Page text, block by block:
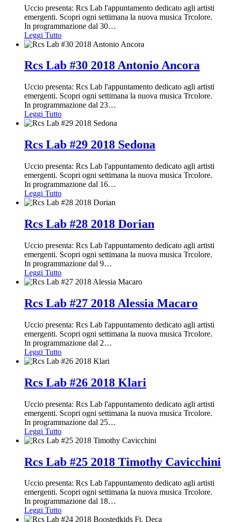
Uccio presenta: Rcs Lab l'appuntamento dedicato agli artisti
emergenti. Scopri ogni settimana la nuova musica Trcolore.
In programmazione dal 30…
Leggi Tutto
Rcs Lab #30 2018 Antonio Ancora
Uccio presenta: Rcs Lab l'appuntamento dedicato agli artisti
emergenti. Scopri ogni settimana la nuova musica Trcolore.
In programmazione dal 23…
Leggi Tutto
Rcs Lab #29 2018 Sedona
Uccio presenta: Rcs Lab l'appuntamento dedicato agli artisti
emergenti. Scopri ogni settimana la nuova musica Trcolore.
In programmazione dal 16…
Leggi Tutto
Rcs Lab #28 2018 Dorian
Uccio presenta: Rcs Lab l'appuntamento dedicato agli artisti
emergenti. Scopri ogni settimana la nuova musica Trcolore.
In programmazione dal 9…
Leggi Tutto
Rcs Lab #27 2018 Alessia Macaro
Uccio presenta: Rcs Lab l'appuntamento dedicato agli artisti
emergenti. Scopri ogni settimana la nuova musica Trcolore.
In programmazione dal 2…
Leggi Tutto
Rcs Lab #26 2018 Klari
Uccio presenta: Rcs Lab l'appuntamento dedicato agli artisti
emergenti. Scopri ogni settimana la nuova musica Trcolore.
In programmazione dal 25…
Leggi Tutto
Rcs Lab #25 2018 Timothy Cavicchini
Uccio presenta: Rcs Lab l'appuntamento dedicato agli artisti
emergenti. Scopri ogni settimana la nuova musica Trcolore.
In programmazione dal 18…
Leggi Tutto